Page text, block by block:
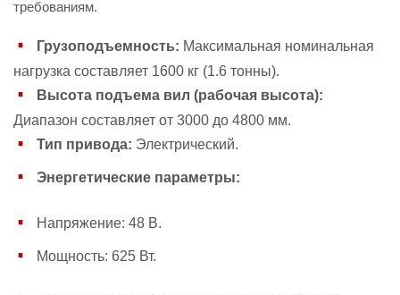
требованиям.
Грузоподъемность: Максимальная номинальная
нагрузка составляет 1600 кг (1.6 тонны).
Высота подъема вил (рабочая высота):
Диапазон составляет от 3000 до 4800 мм.
Тип привода: Электрический.
Энергетические параметры:
Напряжение: 48 В.
Мощность: 625 Вт.